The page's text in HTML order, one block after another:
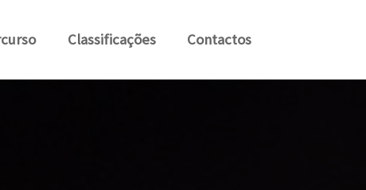
Classificações Contactos